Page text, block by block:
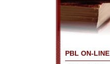
PBL ON-LINE